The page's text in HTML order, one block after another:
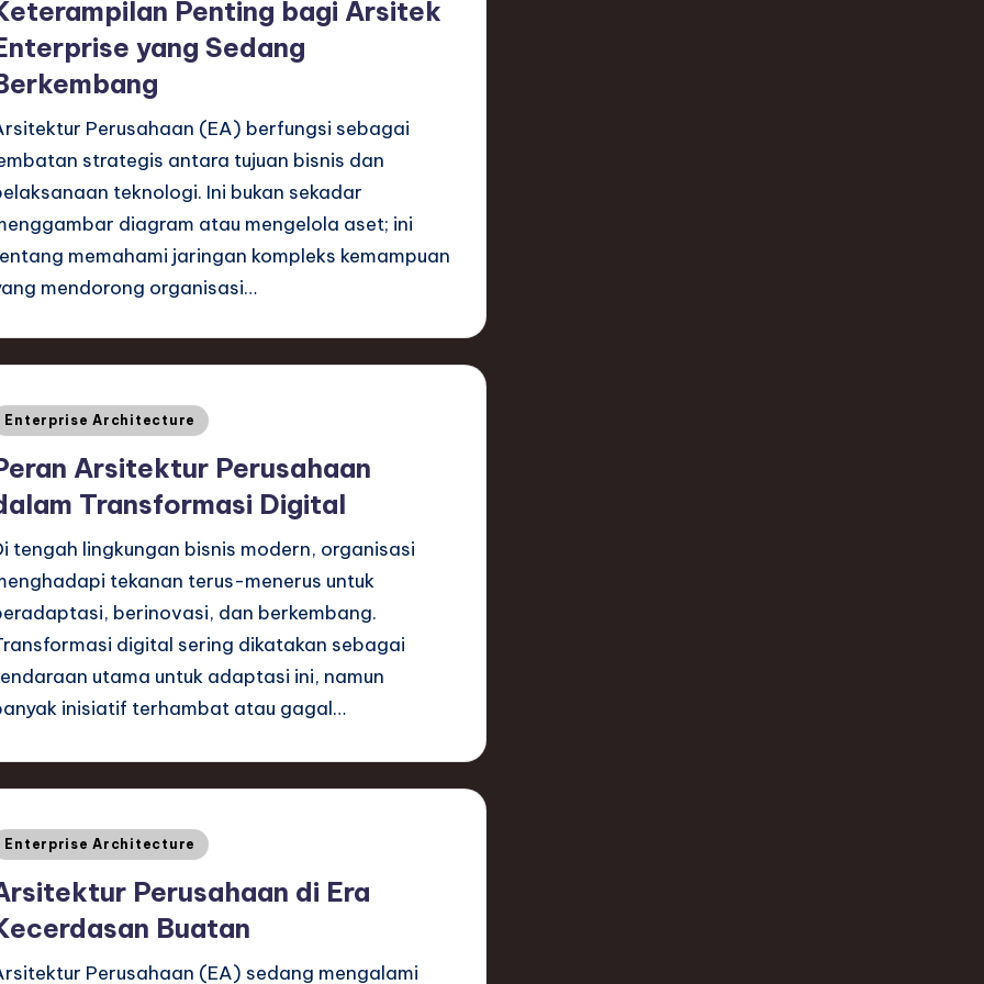
Penting bagi Arsitek
yang Sedang
Perusahaan (EA) berfungsi sebagai
strategis antara tujuan bisnis dan
teknologi. Ini bukan sekadar
diagram atau mengelola aset; ini
memahami jaringan kompleks kemampuan
mendorong organisasi…
Enterprise Architecture
Arsitektur Perusahaan
Transformasi Digital
tengah lingkungan bisnis modern, organisasi
tekanan terus-menerus untuk
berinovasi, dan berkembang.
digital sering dikatakan sebagai
utama untuk adaptasi ini, namun
inisiatif terhambat atau gagal…
Enterprise Architecture
Perusahaan di Era
Buatan
Perusahaan (EA) sedang mengalami